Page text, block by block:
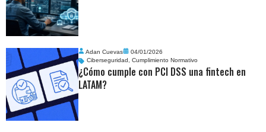
Adan Cuevas
04/01/2026
Ciberseguridad ,Cumplimiento Normativo
¿Cómo cumple con PCI DSS una fintech en
LATAM?